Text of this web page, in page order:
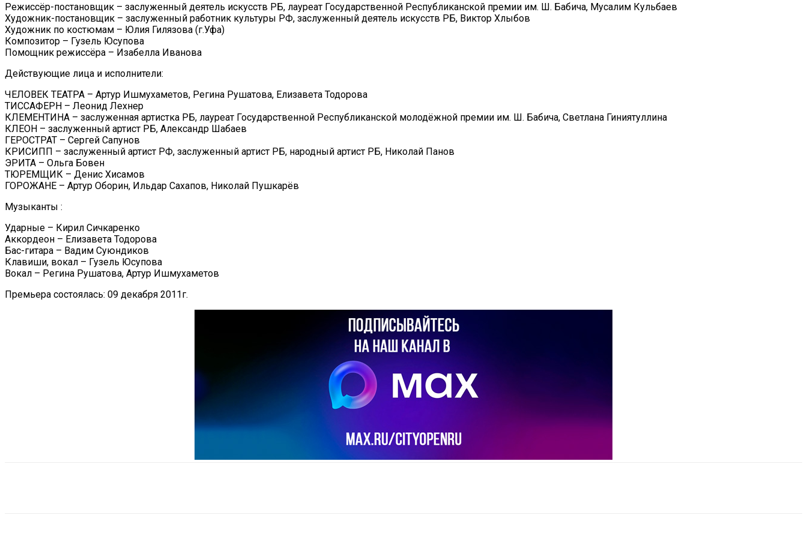
Режиссёр-постановщик – заслуженный деятель искусств РБ, лауреат Государственной Республиканской премии им. Ш. Бабича, Мусалим Кульбаев
Художник-постановщик – заслуженный работник культуры РФ, заслуженный деятель искусств РБ, Виктор Хлыбов
Художник по костюмам – Юлия Гилязова (г.Уфа)
Композитор – Гузель Юсупова
Помощник режиссёра – Изабелла Иванова
Действующие лица и исполнители:
ЧЕЛОВЕК ТЕАТРА – Артур Ишмухаметов, Регина Рушатова, Елизавета Тодорова
ТИССАФЕРН – Леонид Лехнер
КЛЕМЕНТИНА – заслуженная артистка РБ, лауреат Государственной Республиканской молодёжной премии им. Ш. Бабича, Светлана Гиниятуллина
КЛЕОН – заслуженный артист РБ, Александр Шабаев
ГЕРОСТРАТ – Сергей Сапунов
КРИСИПП – заслуженный артист РФ, заслуженный артист РБ, народный артист РБ, Николай Панов
ЭРИТА – Ольга Бовен
ТЮРЕМЩИК – Денис Хисамов
ГОРОЖАНЕ – Артур Оборин, Ильдар Сахапов, Николай Пушкарёв
Музыканты :
Ударные – Кирил Сичкаренко
Аккордеон – Елизавета Тодорова
Бас-гитара – Вадим Суюндиков
Клавиши, вокал – Гузель Юсупова
Вокал – Регина Рушатова, Артур Ишмухаметов
Премьера состоялась: 09 декабря 2011г.